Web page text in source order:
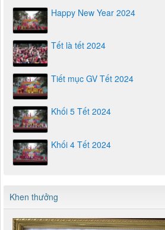
Happy New Year 2024
Tết là tết 2024
Tiết mục GV Tết 2024
Khối 5 Tết 2024
Khối 4 Tết 2024
Khen thưởng